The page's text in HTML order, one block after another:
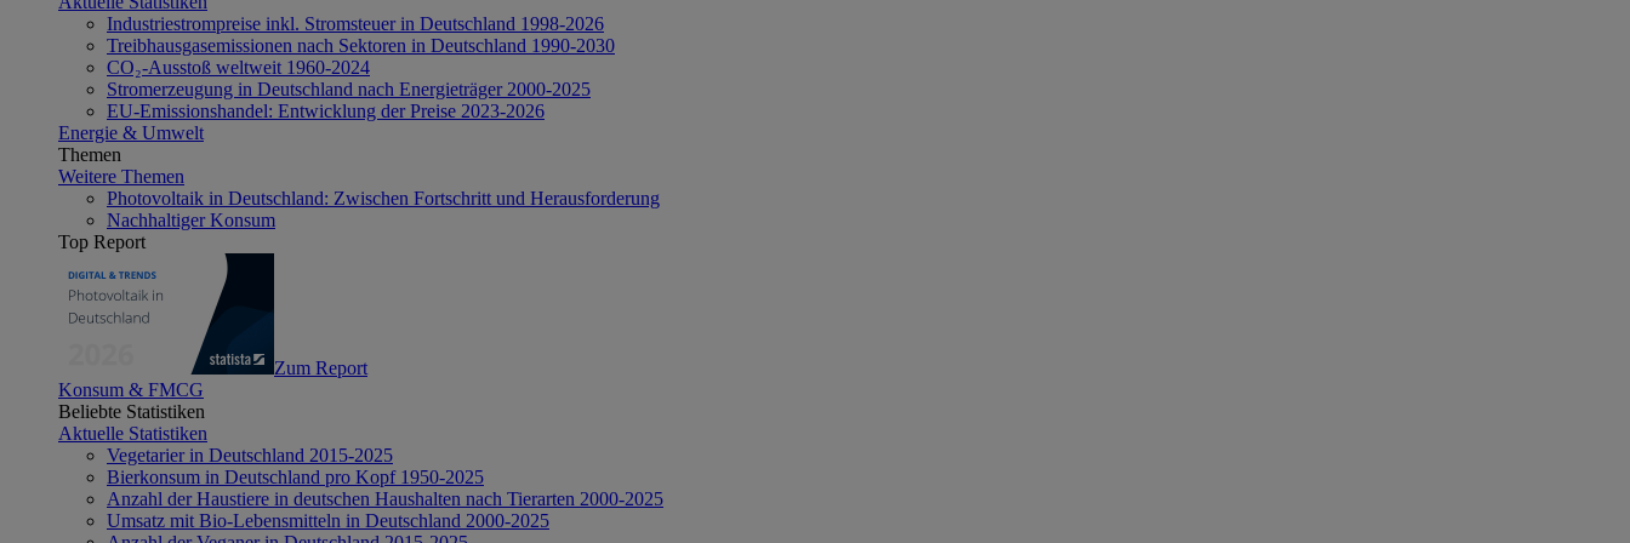
Industriestrompreise inkl. Stromsteuer in Deutschland 1998-2026
Treibhausgasemissionen nach Sektoren in Deutschland 1990-2030
CO₂-Ausstoß weltweit 1960-2024
Stromerzeugung in Deutschland nach Energieträger 2000-2025
EU-Emissionshandel: Entwicklung der Preise 2023-2026
Energie & Umwelt
Themen
Weitere Themen
Photovoltaik in Deutschland: Zwischen Fortschritt und Herausforderung
Nachhaltiger Konsum
Top Report
Zum Report
Konsum & FMCG
Beliebte Statistiken
Aktuelle Statistiken
Vegetarier in Deutschland 2015-2025
Bierkonsum in Deutschland pro Kopf 1950-2025
Anzahl der Haustiere in deutschen Haushalten nach Tierarten 2000-2025
Umsatz mit Bio-Lebensmitteln in Deutschland 2000-2025